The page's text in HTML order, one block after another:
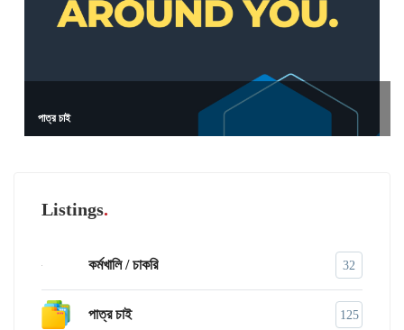
পাত্র চাই
Listings
কর্মখালি / চাকরি 32
পাত্র চাই 125